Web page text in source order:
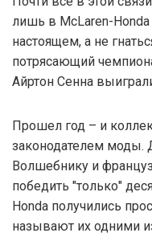
лишь в McLaren-
настоящем, а не
потрясающий
Айртон Сенна
Прошел год – и
законодателем моды.
Волшебнику и
победить "только"
Honda получились
называют их одними